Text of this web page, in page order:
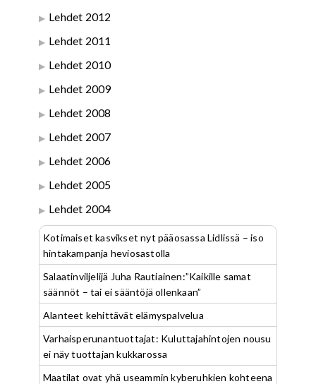
Lehdet 2012
Lehdet 2011
Lehdet 2010
Lehdet 2009
Lehdet 2008
Lehdet 2007
Lehdet 2006
Lehdet 2005
Lehdet 2004
Kotimaiset kasvikset nyt pääosassa Lidlissä – iso
hintakampanja heviosastolla
Salaatinviljelijä Juha Rautiainen:”Kaikille samat
säännöt – tai ei sääntöjä ollenkaan”
Alanteet kehittävät elämyspalvelua
Varhaisperunantuottajat: Kuluttajahintojen nousu
ei näy tuottajan kukkarossa
Maatilat ovat yhä useammin kyberuhkien kohteena